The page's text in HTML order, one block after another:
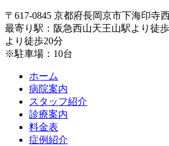
〒617-0845 京都府長岡京市下海印寺
最寄り駅：阪急西山天王山駅より徒
より徒歩20分
※駐車場：10台
ホーム
病院案内
スタッフ紹介
診療案内
料金表
症例紹介